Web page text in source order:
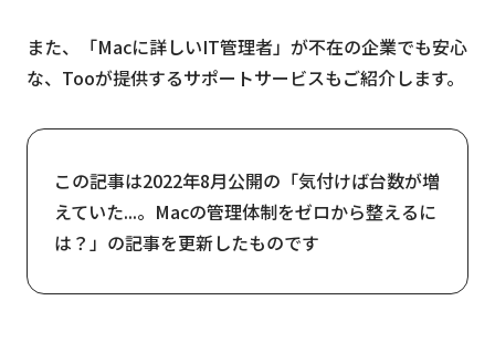
また、「Macに詳しいIT管理者」が不在の企業でも安心
な、Tooが提供するサポートサービスもご紹介します。
この記事は2022年8月公開の「気付けば台数が増
えていた...。Macの管理体制をゼロから整えるに
は？」の記事を更新したものです